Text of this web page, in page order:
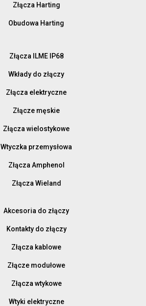
Złącza Harting
Obudowa Harting
Złącza ILME IP68
Wkłady do złączy
Złącza elektryczne
Złącze męskie
Złącza wielostykowe
Wtyczka przemysłowa
Złącza Amphenol
Złącza Wieland
Akcesoria do złączy
Kontakty do złączy
Złącza kablowe
Złącze modułowe
Złącza wtykowe
Wtyki elektryczne